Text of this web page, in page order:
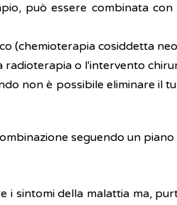
può essere combinata
(chemioterapia cosiddetta
radioterapia o l'intervento
non è possibile eliminare il
seguendo un
i sintomi della malattia ma,